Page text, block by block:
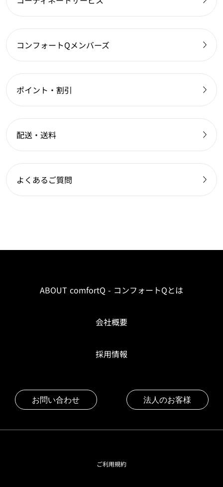
コンフォートQメンバーズ
ポイント・割引
配送・送料
よくあるご質問
ABOUT comfortQ - コンフォートQとは
会社概要
採用情報
お問い合わせ 法人のお客様
ご利用規約